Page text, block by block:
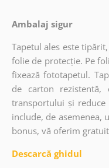
Ambalaj sigur
Tapetul ales este
folie de protecție. Pe
fixează fototapetul.
de carton
transportului și reduce
include, de asemenea,
bonus, vă oferim
Descarcă ghidul